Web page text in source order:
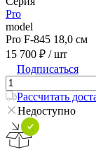
Pro
model
Pro F-845 18,0 см
15 700 ₽ / шт
Подписаться
Рассчитать
Недоступно